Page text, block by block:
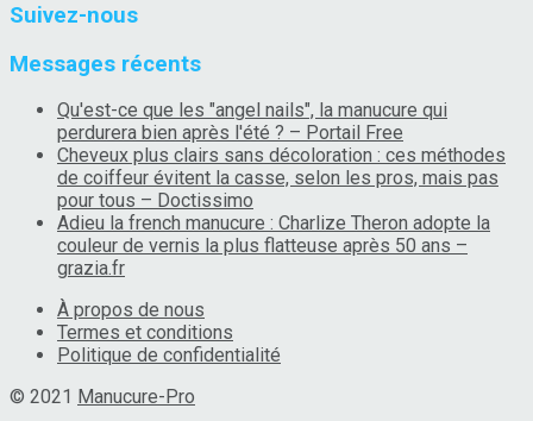
Suivez-nous
Messages récents
Qu'est-ce que les "angel nails", la manucure qui
perdurera bien après l'été ? – Portail Free
Cheveux plus clairs sans décoloration : ces méthodes
de coiffeur évitent la casse, selon les pros, mais pas
pour tous – Doctissimo
Adieu la french manucure : Charlize Theron adopte la
couleur de vernis la plus flatteuse après 50 ans –
grazia.fr
À propos de nous
Termes et conditions
Politique de confidentialité
© 2021 Manucure-Pro